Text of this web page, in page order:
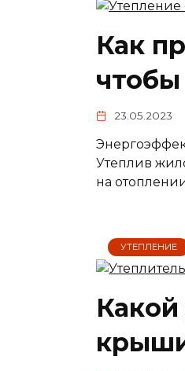
Как
23.05.2023
Утеплив
на
УТЕПЛЕНИЕ